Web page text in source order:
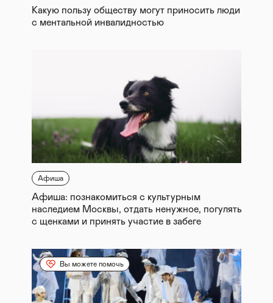
Какую пользу обществу могут приносить люди
с ментальной инвалидностью
Афиша
Афиша: познакомиться с культурным
наследием Москвы, отдать ненужное, погулять
с щенками и принять участие в забеге
Вы можете помочь